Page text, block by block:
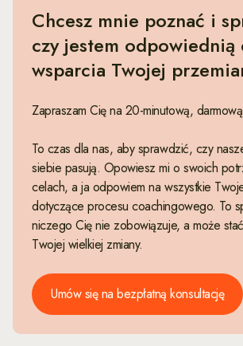
Chcesz mnie poznać i
czy jestem odpowiednią
wsparcia Twojej
Zapraszam Cię na 20-minutową,
To czas dla nas, aby sprawdzić, czy
siebie pasują. Opowiesz mi o swoich
celach, a ja odpowiem na wszystkie
dotyczące procesu coachingowego. To
niczego Cię nie zobowiązuje, a może
Twojej wielkiej zmiany.
Umów się na bezpłatną konsultację